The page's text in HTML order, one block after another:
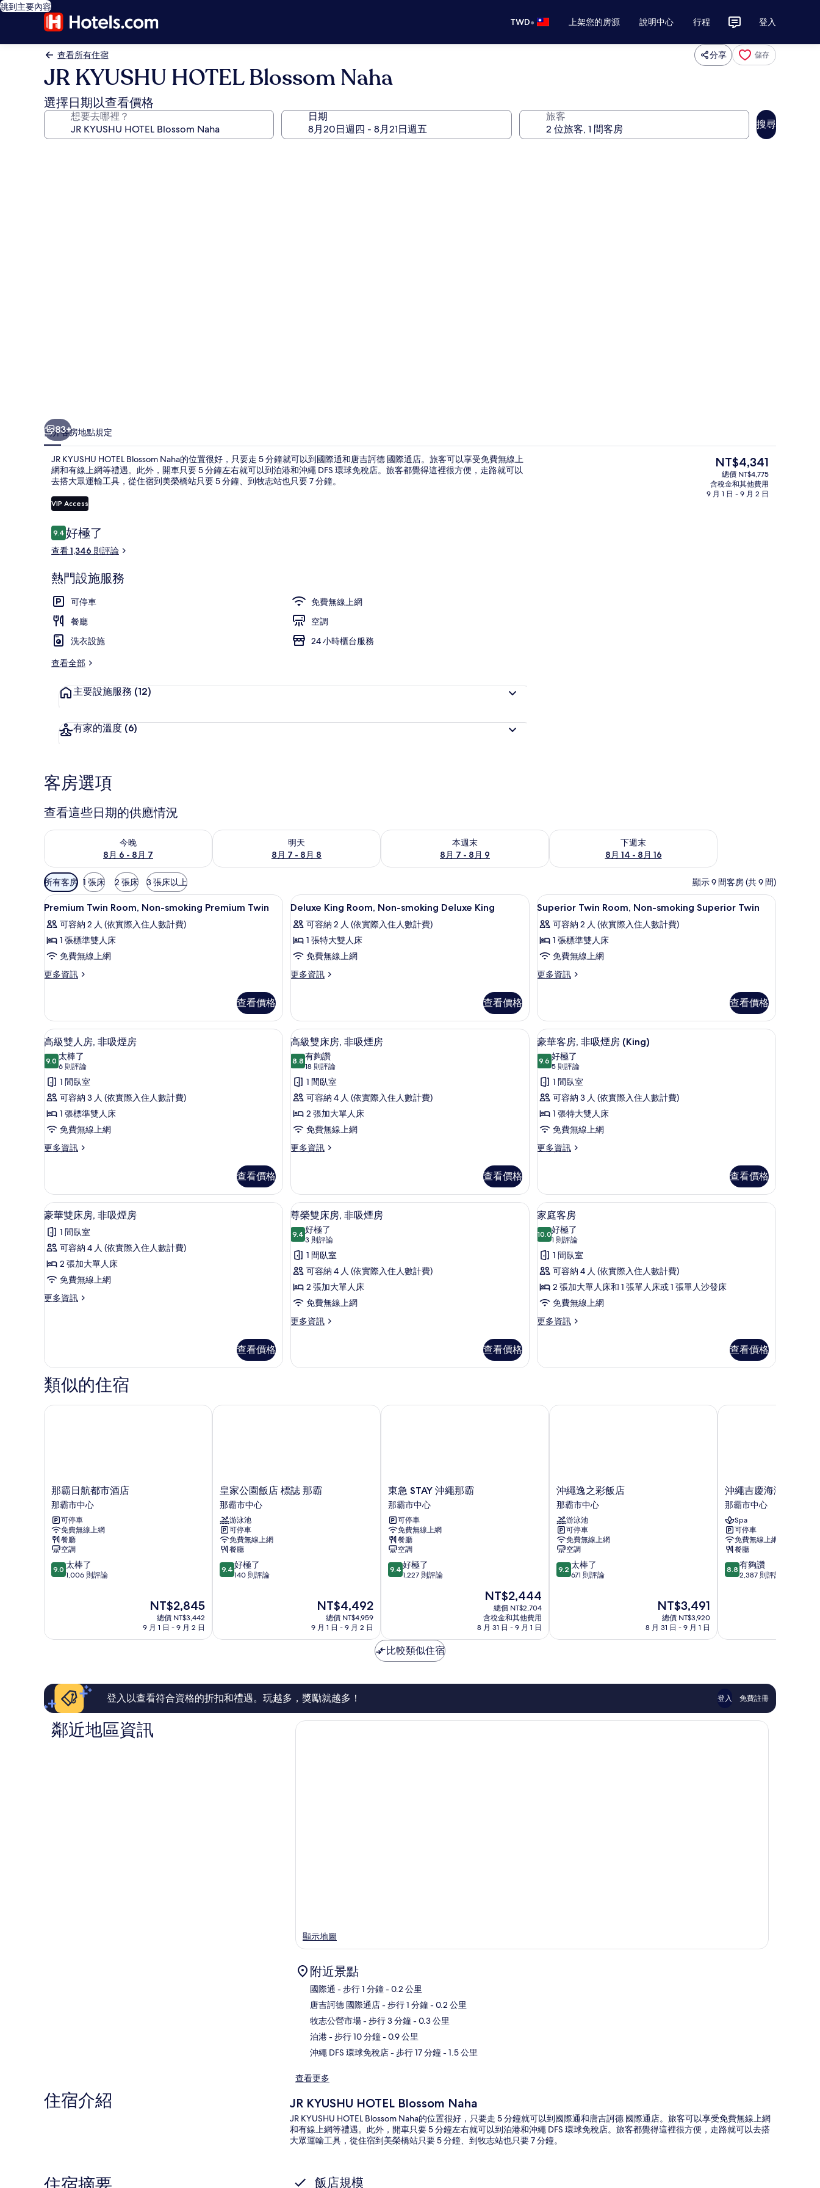
跳到主要內容
TWD• 上架您的房源 說明中心 行程 登入
查看所有住宿 分享 儲存
JR KYUSHU HOTEL Blossom Naha
選擇日期以查看價格
想要去哪裡？ 日期 旅客
搜尋
83+
簡介客房地點規定
JR KYUSHU HOTEL Blossom Naha的位置很好，只要走 5 分鐘就可以到國際通和唐吉訶德 國際通店。旅客可以享受免費無線上
網和有線上網等禮遇。此外，開車只要 5 分鐘左右就可以到泊港和沖繩 DFS 環球免稅店。旅客都覺得這裡很方便，走路就可以
去搭大眾運輸工具，從住宿到美榮橋站只要 5 分鐘、到牧志站也只要 7 分鐘。
VIP Access
評
論
9.49.4 分，滿分 10 分，
好極了
查看 1,346 則評論
熱門設施服務
可停車
免費無線上網
餐廳
空調
洗衣設施
24 小時櫃台服務
查看全部
主要設施服務 (12)
有家的溫度 (6)
目
前
的
價
NT$4,341
總價 NT$4,775
含稅金和其他費用
9 月 1 日 - 9 月 2 日
客房選項
查看這些日期的供應情況
今晚
8月 6 - 8月 7
查看今晚 (8月 6 - 8月 7) 的供應情況
明天
8月 7 - 8月 8
查看明天 (8月 7 - 8月 8) 的供應情況
本週末
8月 7 - 8月 9
查看本週末 (8月 7 - 8月 9) 的供應情況
下週末
8月 14 - 8月 16
查看下週末 (8月 14 - 8月 16) 的供應情況
可
用
的
客
房
篩
選
條
所有客房 1 張床 2 張床 3 張床以上 顯示 9 間客房 (共 9 間)
顯
示
Premium
Twin
Room,
Non-
Twin
的
所
有
相
片
客房內保險箱、書桌、筆電工作空間、遮光布/窗簾
5
Premium Twin Room, Non-smoking Premium Twin
可容納 2 人 (依實際入住人數計費)
1 張標準雙人床
免費無線上網
更多資訊
更
Room,
Non-
smoking
Premium
Twin
詳
情
查看價格
顯
示
Deluxe
King
Room,
Non-
King
的
所
有
相
片
客房內保險箱、書桌、筆電工作空間、遮光布/窗簾
6
Deluxe King Room, Non-smoking Deluxe King
可容納 2 人 (依實際入住人數計費)
1 張特大雙人床
免費無線上網
更多資訊
更
Room,
Non-
smoking
Deluxe
King
詳
情
查看價格
顯
示
Superior
Twin
Room,
Non-
Twin
的
所
有
相
片
客房內保險箱、書桌、筆電工作空間、遮光布
5
Superior Twin Room, Non-smoking Superior Twin
可容納 2 人 (依實際入住人數計費)
1 張標準雙人床
免費無線上網
更多資訊
更
Room,
Non-
smoking
Superior
Twin
詳
情
查看價格
顯
示
高
級
雙
人
房,
非
房
的
所
有
相
片
高級雙人房, 非吸煙房 | 客房內保險箱、書桌、筆電工作空間、遮光布/窗簾
8
高級雙人房, 非吸煙房
9.09.0 分，滿分 10 分
太棒了
6 則評論
(6
則
評
論)
1 間臥室
可容納 3 人 (依實際入住人數計費)
1 張標準雙人床
免費無線上網
更多資訊
更
雙
人
房,
吸
煙
的
詳
查看價格
顯
示
高
級
雙
床
房,
非
房
的
所
有
相
片
高級雙床房, 非吸煙房 | 客房內保險箱、書桌、筆電工作空間、遮光布/窗簾
5
高級雙床房, 非吸煙房
8.88.8 分，滿分 10 分
有夠讚
18 則評論
(18
則
評
論)
1 間臥室
可容納 4 人 (依實際入住人數計費)
2 張加大單人床
免費無線上網
更多資訊
更
雙
床
房,
非
吸
房
的
情
查看價格
顯
示
豪
華
客
房,
非
吸
(King)
的
所
有
相
片
豪華客房, 非吸煙房 (King) | 客房內保險箱、
6
豪華客房, 非吸煙房 (King)
9.69.6 分，滿分 10 分
好極了
5 則評論
(5
則
評
論)
1 間臥室
可容納 3 人 (依實際入住人數計費)
1 張特大雙人床
免費無線上網
更多資訊
更
客
房,
非
吸
煙
(King)
的
情
查看價格
顯
示
豪
華
雙
房,
房
的
有
豪華雙床房, 非吸煙房 | 客房內保險箱、書桌、筆電工作空間、遮光布/窗簾
9
豪華雙床房, 非吸煙房
1 間臥室
可容納 4 人 (依實際入住人數計費)
2 張加大單人床
免費無線上網
更多資訊
更
房,
非
吸
煙
房
查看價格
顯
示
尊
榮
雙
床
房,
非
房
尊榮雙床房, 非吸煙房 | 客房內保險箱、書桌、筆電工作空間、遮光布/窗簾
9
尊榮雙床房, 非吸煙房
9.49.4 分，滿分 10 分
好極了
3 則評論
(3
則
評
論)
1 間臥室
可容納 4 人 (依實際入住人數計費)
2 張加大單人床
免費無線上網
更多資訊
更
雙
吸
查看價格
顯
示
家
庭
客
房
的
所
片
家庭客房 | 客房內保險箱、書桌、筆電工作空
7
家庭客房
10.010.0 分，滿分 10 分
好極了
1 則評論
(1
則
評
論)
1 間臥室
可容納 4 人 (依實際入住人數計費)
2 張加大單人床和 1 張單人床或 1 張單人沙發床
免費無線上網
更多資訊
更
客
情
查看價格
類似的住宿
那
霸
日
航
都
市
酒
店
那
那霸日航都市酒店
那霸市中心
可停車
免費無線上網
餐廳
空調
9.0
分，
棒
評
9.0 太棒了
1,006 則評論
現
在
價
NT$2,845
總價 NT$3,442
9 月 1 日 - 9 月 2 日
那霸日航都市酒店
皇
家
公
園
飯
店
標
誌
那
心
皇家公園飯店 標誌 那霸
那霸市中心
游泳池
可停車
免費無線上網
餐廳
9.4
分，
極
評
論
9.4 好極了
140 則評論
現
價
NT$4,492
總價 NT$4,959
9 月 1 日 - 9 月 2 日
皇家公園飯店 標誌 那霸
東
急
STAY
沖
繩
那
霸
那
霸
東急 STAY 沖繩那霸
那霸市中心
可停車
免費無線上網
餐廳
空調
9.4
分，
極
了，
1,227
評
9.4 好極了
1,227 則評論
現
價
格
為
NT$2,444
總價 NT$2,704
含稅金和其他費用
8 月 31 日 - 9 月 1 日
東急 STAY 沖繩那霸
沖
繩
逸
之
彩
飯
店
那
霸
沖繩逸之彩飯店
那霸市中心
游泳池
可停車
免費無線上網
空調
9.2
分，
棒
評
9.2 太棒了
671 則評論
現
在
價
NT$3,491
總價 NT$3,920
8 月 31 日 - 9 月 1 日
沖繩逸之彩飯店
沖
繩
吉
慶
海
灘
度
假
海
那
心
沖繩吉慶海灘度假海
那霸市中心
Spa
可停車
免費無線上網
餐廳
8.8
分，
夠
評
論
8.8 有夠讚
2,387 則評論
沖繩吉慶海灘度假海洋
比較類似住宿
登入以查看符合資格的折扣和禮遇。玩越多，獎勵就越多！ 登入 免費註冊
鄰近地區資訊
顯示地圖
附近景點
國際通 - 步行 1 分鐘- 0.2 公里
唐吉訶德 國際通店- 步行 1 分鐘- 0.2 公里
牧志公營市場- 步行 3 分鐘- 0.3 公里
泊港- 步行 10 分鐘- 0.9 公里
沖繩 DFS 環球免稅店- 步行 17 分鐘- 1.5 公里
查看更多
住宿介紹 JR KYUSHU HOTEL Blossom Naha
JR KYUSHU HOTEL Blossom Naha的位置很好，只要走 5 分鐘就可以到國際通和唐吉訶德 國際通店。旅客可以享受免費無線上網
和有線上網等禮遇。此外，開車只要 5 分鐘左右就可以到泊港和沖繩 DFS 環球免稅店。旅客都覺得這裡很方便，走路就可以去搭
大眾運輸工具，從住宿到美榮橋站只要 5 分鐘、到牧志站也只要 7 分鐘。
飯店規模